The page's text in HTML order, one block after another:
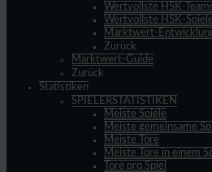
Wertvollste HSK-
Wertvollste HSK-
Marktwert-
Zurück
Marktwert-Guide
Zurück
Statistiken
SPIELERSTATISTIKEN
Meiste Spiele
Meiste gemeinsame
Meiste Tore
Meiste Tore in einem
Tore pro Spiel